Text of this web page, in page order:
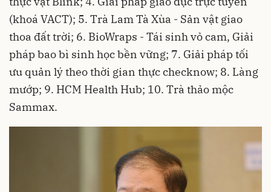
(khoá VACT); 5. Trà Lam Tà Xùa - Sản vật giao
thoa đất trời; 6. BioWraps - Tái sinh vỏ cam, Giải
pháp bao bì sinh học bền vững; 7. Giải pháp tối
ưu quản lý theo thời gian thực checknow; 8. Làng
mướp; 9. HCM Health Hub; 10. Trà thảo mộc
Sammax.